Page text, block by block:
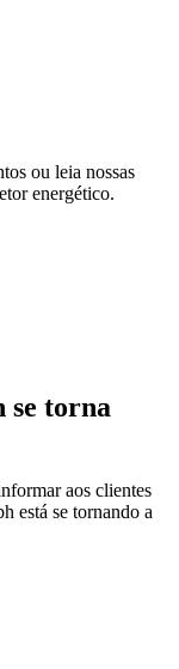
ou leia nossas
energético.
se torna
aos clientes
está se tornando a